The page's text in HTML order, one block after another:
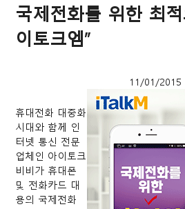
국제전화를 위한 최
이토크엠”
11/01/2015
휴대전화 대중화
시대와 함께 인
터넷 통신 전문
업체인 아이토크
비비가 휴대폰
및 전화카드 대
용의 국제전화